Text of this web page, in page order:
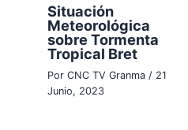
Situación
Meteorológica
sobre Tormenta
Tropical Bret
PorCNC TV Granma / 21
Junio, 2023